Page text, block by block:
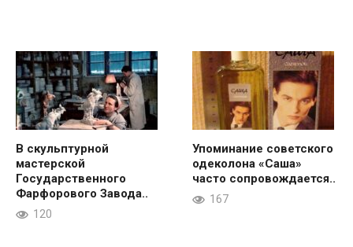
В скульптурной
мастерской
Государственного
Фарфорового Завода..
120
Упоминание советского
одеколона «Саша»
часто сопровождается..
167